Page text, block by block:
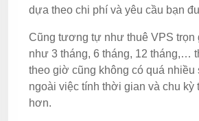
dựa theo chi phí và yêu cầu bạn
Cũng tương tự như thuê VPS trọn
như 3 tháng, 6 tháng, 12 tháng,…
theo giờ cũng không có quá nhiều
ngoài việc tính thời gian và chu kỳ
hơn.